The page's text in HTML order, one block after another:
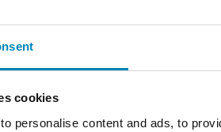
cookies
personalise content and ads, to